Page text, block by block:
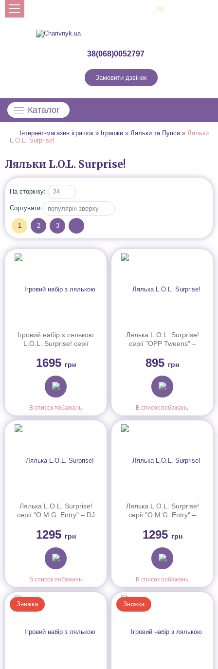
Укр
38(068)0052797
Замовити дзвінок
Каталог
Інтернет-магазин іграшок » Іграшки » Ляльки та Пупси » Ляльки
L.O.L. Surprise!
Ляльки L.O.L. Surprise!
На сторінку: 24
Сортувати популярні зверху
1 2 3
Ігровий набір з лялькою
L.O.L. Surprise! серії
Леді (542575)
1695 грн
В список побажань
Лялька L.O.L. Surprise!
серії "OPP Tweens" –
895 грн
В список побажань
Лялька L.O.L. Surprise!
серії "O.M.G. Entry" – DJ
1295 грн
В список побажань
Лялька L.O.L. Surprise!
серії "O.M.G. Entry" –
1295 грн
В список побажань
Знижка Знижка